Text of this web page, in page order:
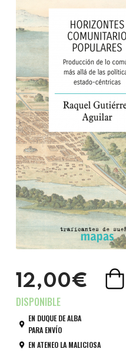
12,00€
EN DUQUE DE ALBA
PARA ENVÍO
EN ATENEO LA MALICIOSA